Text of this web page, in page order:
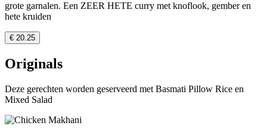
grote garnalen. Een ZEER HETE curry met knoflook, gember en
hete kruiden
€ 20.25
Originals
Deze gerechten worden geserveerd met Basmati Pillow Rice en
Mixed Salad